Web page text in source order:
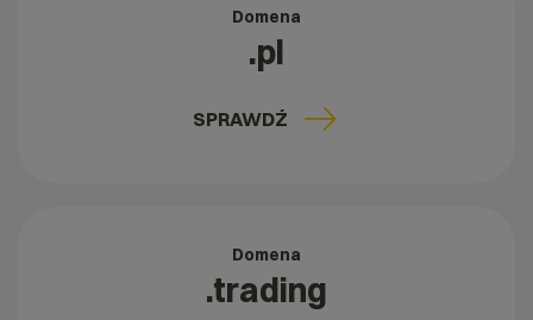
Domena
.pl
SPRAWDŹ
Domena
.trading